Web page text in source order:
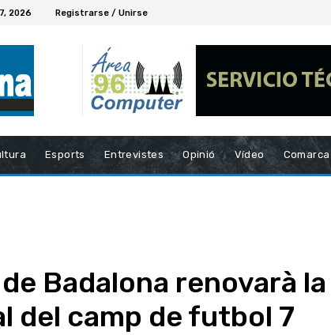
2026 Registrarse / Unirse
Esports Entrevistes Opinió Vídeo Comarca
Badalona renovarà la
del camp de futbol 7